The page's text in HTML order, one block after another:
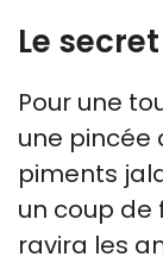
Le
Pour une
une pincée
piments
un coup de
ravira les